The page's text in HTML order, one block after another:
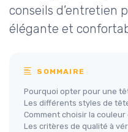
conseils d’entretien
élégante et
SOMMAIRE
Pourquoi opter pour une
Les différents styles de
Comment choisir la
Les critères de qualité à